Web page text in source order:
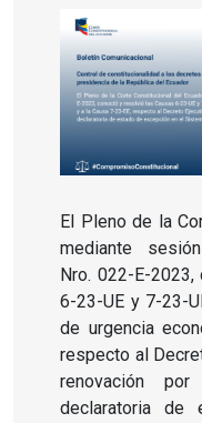
El Pleno de la
mediante
Nro. 022-E-
6-23-UE y 7-23-
de urgencia
respecto al
renovación
declaratoria de